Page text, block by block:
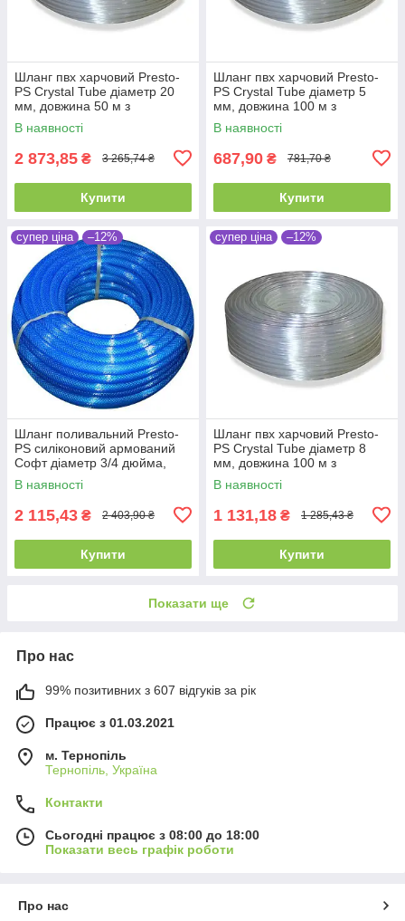
Шланг пвх харчовий Presto-
PS Сrystal Tube діаметр 20
мм, довжина 50 м з
маркуванням метражу (PVH
20 PS)
В наявності
2 873,85 ₴ 3 265,74 ₴
Купити
Шланг пвх харчовий Presto-
PS Сrystal Tube діаметр 5
мм, довжина 100 м з
маркуванням метражу (PVH
5 PS)
В наявності
687,90 ₴ 781,70 ₴
Купити
супер ціна –12%
Шланг поливальний Presto-
PS силіконовий армований
Софт діаметр 3/4 дюйма,
довжина 50 м (SFN3/4 50)
В наявності
2 115,43 ₴ 2 403,90 ₴
Купити
супер ціна –12%
Шланг пвх харчовий Presto-
PS Сrystal Tube діаметр 8
мм, довжина 100 м з
маркуванням метражу (PVH
8 PS)
В наявності
1 131,18 ₴ 1 285,43 ₴
Купити
Показати ще
Про нас
99% позитивних з 607 відгуків за рік
Працює з 01.03.2021
м. Тернопіль
Тернопіль, Україна
Контакти
Сьогодні працює з 08:00 до 18:00
Показати весь графік роботи
Про нас